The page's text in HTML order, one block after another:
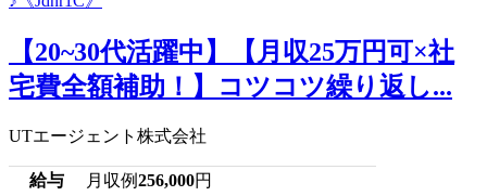
【20~30代活躍中】【月収25万円可×社
宅費全額補助！】コツコツ繰り返し...
UTエージェント株式会社
給与 月収例256,000円